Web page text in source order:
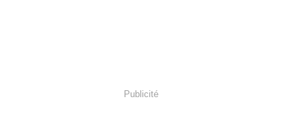
Publicité